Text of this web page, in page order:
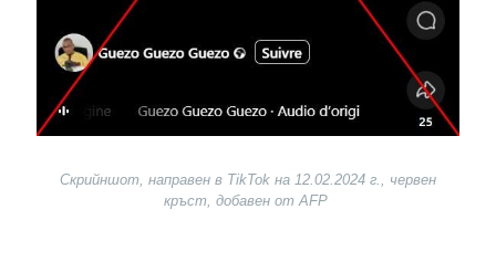
Скрийншот, направен в TikTok на 12.02.2024 г., червен
кръст, добавен от AFP